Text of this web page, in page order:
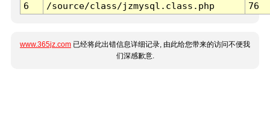
6
/source/class/jzmysql.class.php 76
www.365jz.com 已经将此出错信息详细记录, 由此给您带来的访问不便我
们深感歉意.